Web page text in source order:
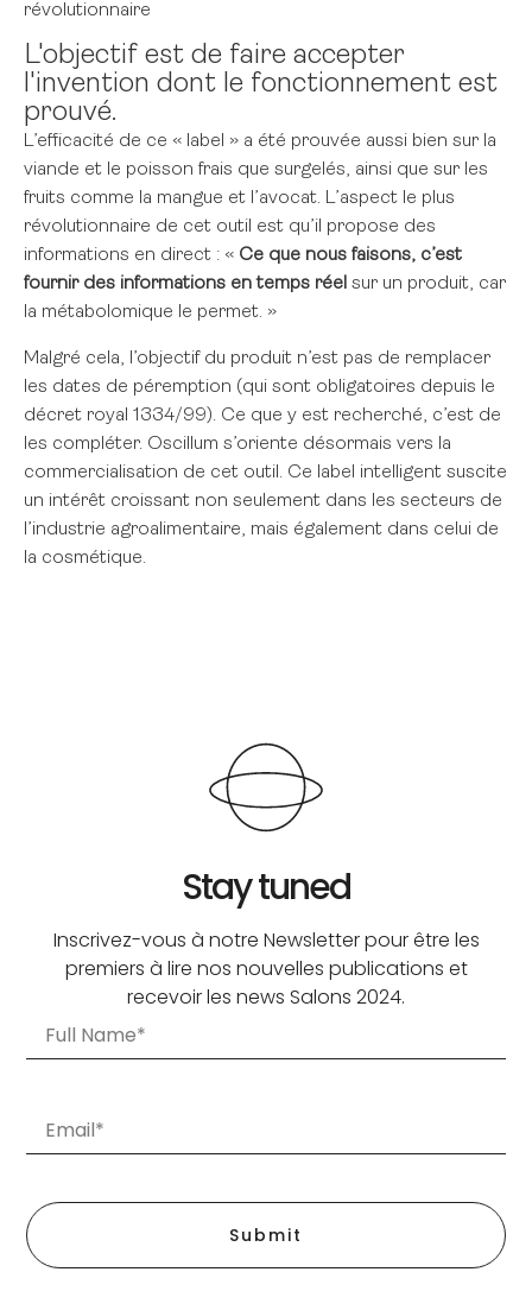
révolutionnaire
L'objectif est de faire accepter
l'invention dont le fonctionnement est
prouvé.
L’efficacité de ce « label » a été prouvée aussi bien sur la
viande et le poisson frais que surgelés, ainsi que sur les
fruits comme la mangue et l’avocat. L’aspect le plus
révolutionnaire de cet outil est qu’il propose des
informations en direct : « Ce que nous faisons, c’est
fournir des informations en temps réel sur un produit, car
la métabolomique le permet. »
Malgré cela, l’objectif du produit n’est pas de remplacer
les dates de péremption (qui sont obligatoires depuis le
décret royal 1334/99). Ce que y est recherché, c’est de
les compléter. Oscillum s’oriente désormais vers la
commercialisation de cet outil. Ce label intelligent suscite
un intérêt croissant non seulement dans les secteurs de
l’industrie agroalimentaire, mais également dans celui de
la cosmétique.
Stay tuned
Inscrivez-vous à notre Newsletter pour être les
premiers à lire nos nouvelles publications et
recevoir les news Salons 2024.
Submit